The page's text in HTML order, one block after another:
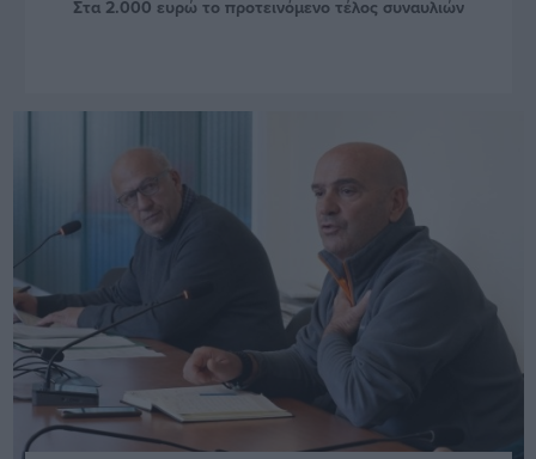
Στα 2.000 ευρώ το προτεινόμενο τέλος συναυλιών